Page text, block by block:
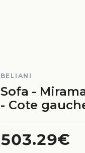
BELIANI
Sofa -
- Cote
503.29€